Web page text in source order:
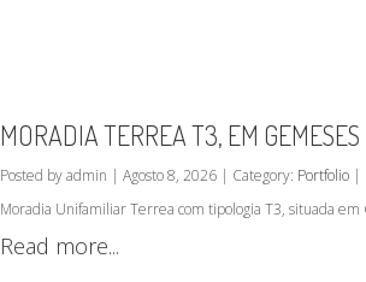
MORADIA TERREA T3, EM GEMESES
Posted by admin | Agosto 8, 2026 | Category: Portfolio |
Moradia Unifamiliar Terrea com tipologia T3, situada em
Read more...